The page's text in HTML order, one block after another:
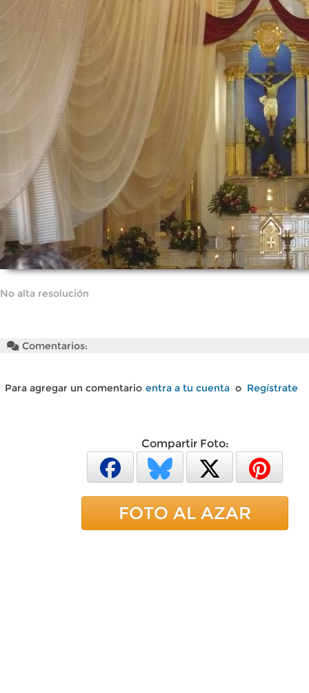
No alta resolución
Comentarios:
Para agregar un comentario entra a tu cuenta o Regístrate
Compartir Foto:
FOTO AL AZAR